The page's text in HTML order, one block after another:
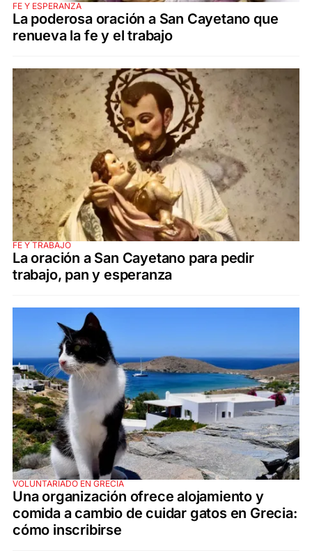
FE Y ESPERANZA
La poderosa oración a San Cayetano que
renueva la fe y el trabajo
FE Y TRABAJO
La oración a San Cayetano para pedir
trabajo, pan y esperanza
VOLUNTARIADO EN GRECIA
Una organización ofrece alojamiento y
comida a cambio de cuidar gatos en Grecia:
cómo inscribirse